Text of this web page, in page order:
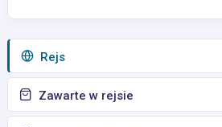
Rejs
Zawarte w rejsie